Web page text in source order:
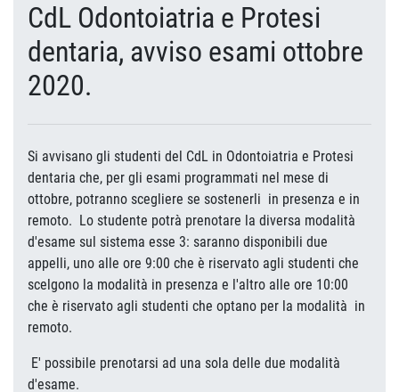
CdL Odontoiatria e Protesi
dentaria, avviso esami ottobre
2020.
Si avvisano gli studenti del CdL in Odontoiatria e Protesi
dentaria che, per gli esami programmati nel mese di
ottobre, potranno scegliere se sostenerli in presenza e in
remoto. Lo studente potrà prenotare la diversa modalità
d'esame sul sistema esse 3: saranno disponibili due
appelli, uno alle ore 9:00 che è riservato agli studenti che
scelgono la modalità in presenza e l'altro alle ore 10:00
che è riservato agli studenti che optano per la modalità in
remoto.
E' possibile prenotarsi ad una sola delle due modalità
d'esame.